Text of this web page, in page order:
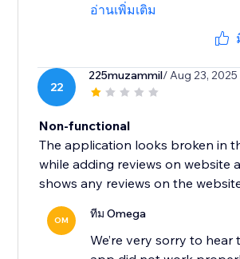
อ่านเพิ่มเติม
22
225muzammil/ Aug 23, 2025
Non-functional
The application looks broken in
while adding reviews on website
shows any reviews on the
OM ทีม Omega
We’re very sorry to hear